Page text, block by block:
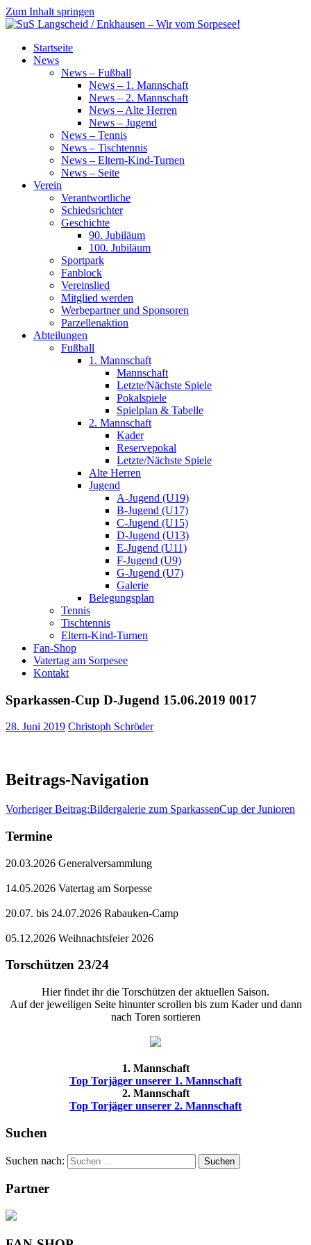
Zum Inhalt springen
SuS
Langscheid
Startseite
News
News – Fußball
News – 1. Mannschaft
News – 2. Mannschaft
News – Alte Herren
News – Jugend
News – Tennis
News – Tischtennis
News – Eltern-Kind-Turnen
News – Seite
Verein
Verantwortliche
Schiedsrichter
Geschichte
90. Jubiläum
100. Jubiläum
Sportpark
Fanblock
Vereinslied
Mitglied werden
Werbepartner und Sponsoren
Parzellenaktion
Abteilungen
Fußball
1. Mannschaft
Mannschaft
Letzte/Nächste Spiele
Pokalspiele
Spielplan & Tabelle
2. Mannschaft
Kader
Reservepokal
Letzte/Nächste Spiele
Alte Herren
Jugend
A-Jugend (U19)
B-Jugend (U17)
C-Jugend (U15)
D-Jugend (U13)
E-Jugend (U11)
F-Jugend (U9)
G-Jugend (U7)
Galerie
Belegungsplan
Tennis
Tischtennis
Eltern-Kind-Turnen
Fan-Shop
Vatertag am Sorpesee
Kontakt
Sparkassen-Cup D-Jugend 15.06.2019 0017
28. Juni 2019 Christoph Schröder
Beitrags-Navigation
Vorheriger Beitrag:Bildergalerie zum SparkassenCup der Junioren
Termine
20.03.2026 Generalversammlung
14.05.2026 Vatertag am Sorpesse
20.07. bis 24.07.2026 Rabauken-Camp
05.12.2026 Weihnachtsfeier 2026
Torschützen 23/24
Hier findet ihr die Torschützen der aktuellen Saison.
Auf der jeweiligen Seite hinunter scrollen bis zum Kader und dann
nach Toren sortieren
1. Mannschaft
Top Torjäger unserer 1. Mannschaft
2. Mannschaft
Top Torjäger unserer 2. Mannschaft
Suchen
Suchen nach: Suchen
Partner